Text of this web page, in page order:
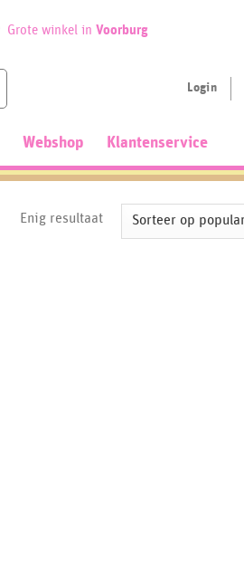
Grote winkel in Voorburg
Login
Webshop Klantenservice
Enig resultaat